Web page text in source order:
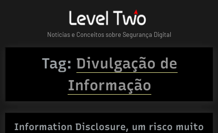
Notícias e Conceitos sobre Segurança Digital
Tag: Divulgação de
Informação
Information Disclosure, um risco muito